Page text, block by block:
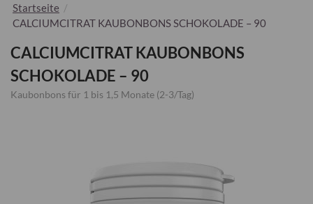
Startseite
CALCIUMCITRAT KAUBONBONS SCHOKOLADE – 90
CALCIUMCITRAT KAUBONBONS
SCHOKOLADE – 90
Kaubonbons für 1 bis 1,5 Monate (2-3/Tag)